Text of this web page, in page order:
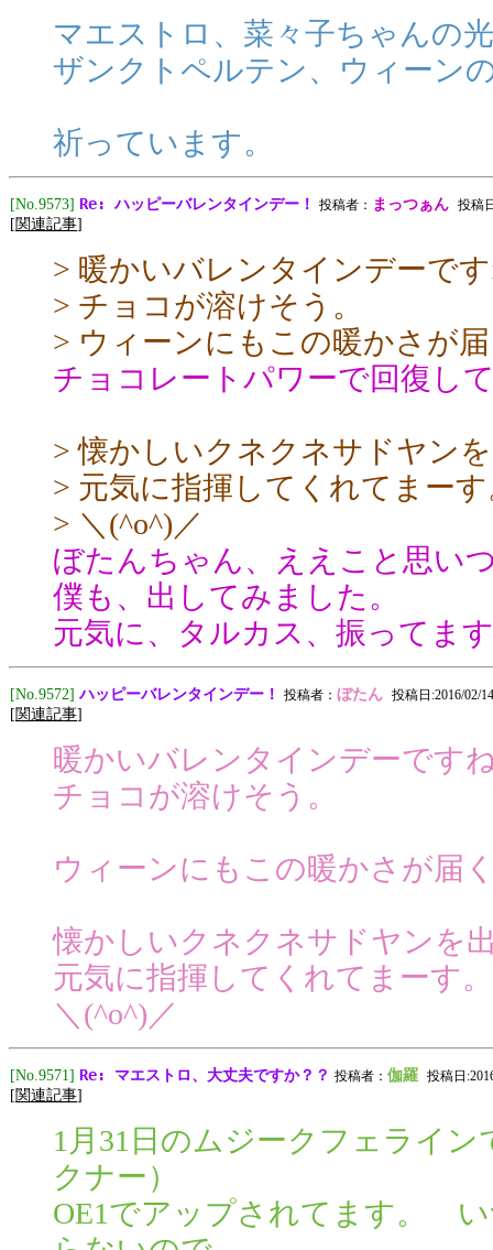
マエストロ、菜々子ちゃんの
ザンクトペルテン、ウィーン
祈っています。
[No.9573] Re: ハッピーバレンタインデー！ 投稿者： まっつぁん 投稿
[関連記事]
> 暖かいバレンタインデーで
> チョコが溶けそう。
> ウィーンにもこの暖かさが
チョコレートパワーで回復し
> 懐かしいクネクネサドヤン
> 元気に指揮してくれてまー
> ＼(^o^)／
ぼたんちゃん、ええこと思い
僕も、出してみました。
元気に、タルカス、振ってま
[No.9572] ハッピーバレンタインデー！ 投稿者： ぼたん 投稿日:2016/02/
[関連記事]
暖かいバレンタインデーです
チョコが溶けそう。
ウィーンにもこの暖かさが届
懐かしいクネクネサドヤンを
元気に指揮してくれてまーす。
＼(^o^)／
[No.9571] Re: マエストロ、大丈夫ですか？？ 投稿者： 伽羅 投稿日
[関連記事]
1月31日のムジークフェライ
クナー）
OE1でアップされてます。